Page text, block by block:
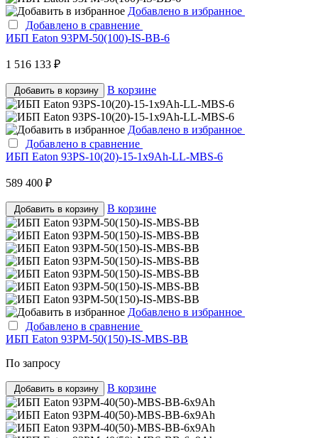
Добавлено в избранное
Добавлено в сравнение
ИБП Eaton 93PM-50(100)-IS-BB-6
1 516 133 ₽
Добавить в корзину В корзине
Добавлено в избранное
Добавлено в сравнение
ИБП Eaton 93PS-10(20)-15-1x9Ah-LL-MBS-6
589 400 ₽
Добавить в корзину В корзине
Добавлено в избранное
Добавлено в сравнение
ИБП Eaton 93PM-50(150)-IS-MBS-BB
По запросу
Добавить в корзину В корзине